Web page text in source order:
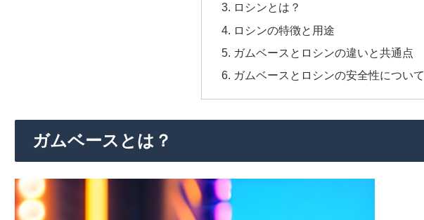
ロシンとは？
ロシンの特徴と用途
ガムベースとロシンの違いと共通点
ガムベースとロシンの安全性について
ガムベースとは？